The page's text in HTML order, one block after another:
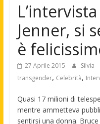
Jenner, si
è
27 Aprile 2015 Silvia
transgender, Celebrità,
Quasi 17 milioni di
mentre ammetteva
sentirsi una donna. Bruce